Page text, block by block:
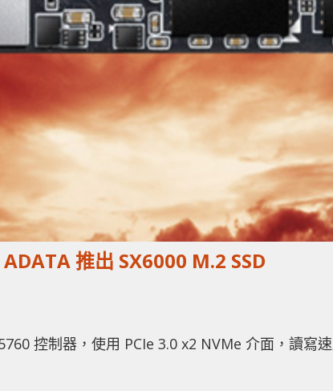
推出 SX6000 M.2 SSD
控制器，使用 PCIe 3.0 x2 NVMe 介面，讀寫